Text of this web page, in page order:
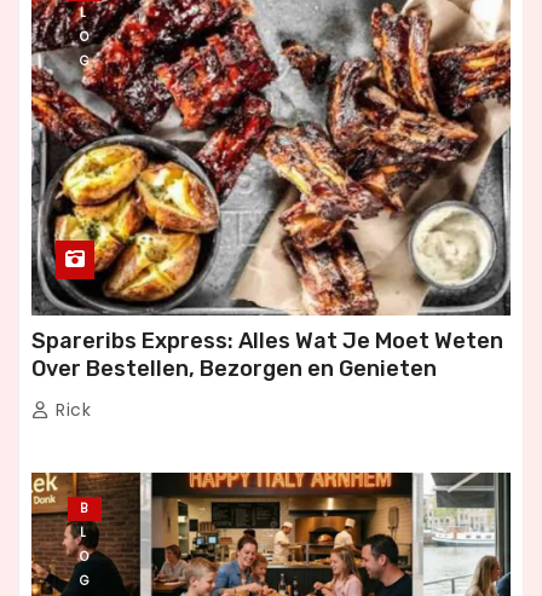
L
O
G
Spareribs Express: Alles Wat Je Moet Weten
Over Bestellen, Bezorgen en Genieten
Rick
B
L
O
G